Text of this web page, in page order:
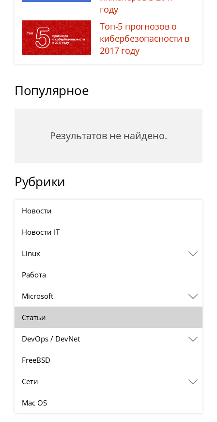
году
Топ-5 прогнозов о
кибербезопасности в
2017 году
Популярное
Результатов не найдено.
Рубрики
Новости
Новости IT
Linux
Работа
Microsoft
Статьи
DevOps / DevNet
FreeBSD
Сети
Mac OS